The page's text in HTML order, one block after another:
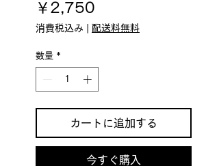
￥2,750
格
消費税込み 配送料無料
数量 *
カートに追加する
今すぐ購入